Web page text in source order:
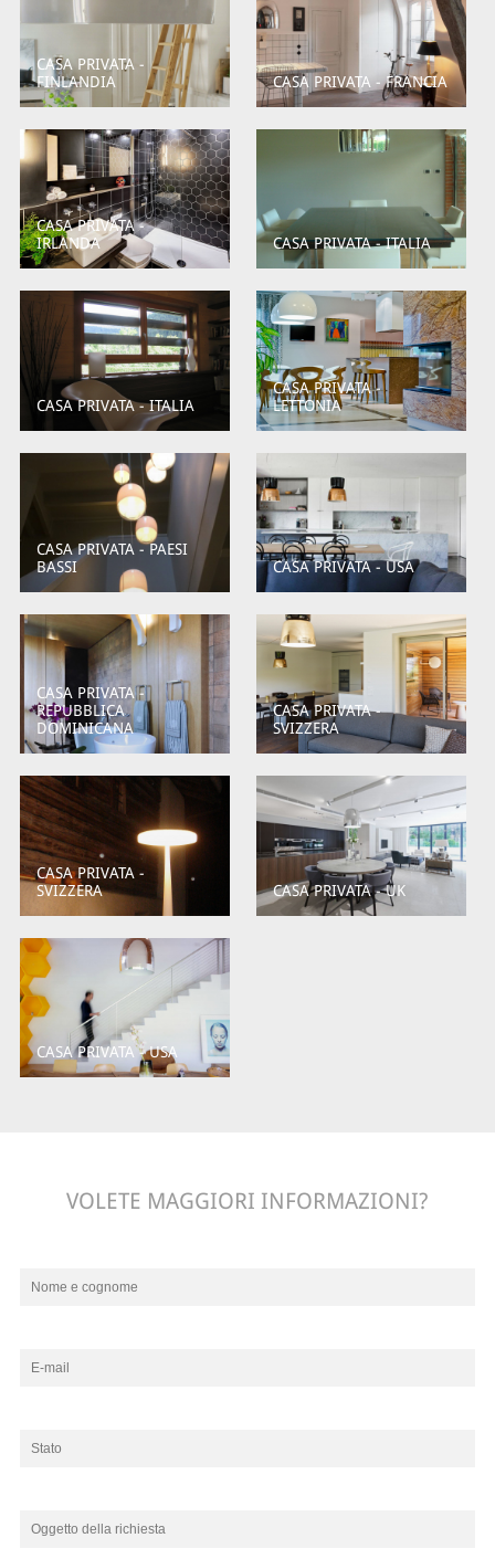
CASA PRIVATA -
FINLANDIA
CASA PRIVATA - FRANCIA
CASA PRIVATA -
IRLANDA
CASA PRIVATA - ITALIA
CASA PRIVATA - ITALIA
CASA PRIVATA -
LETTONIA
CASA PRIVATA - PAESI
BASSI
CASA PRIVATA - USA
CASA PRIVATA -
REPUBBLICA
DOMINICANA
CASA PRIVATA -
SVIZZERA
CASA PRIVATA -
SVIZZERA
CASA PRIVATA - UK
CASA PRIVATA - USA
VOLETE MAGGIORI INFORMAZIONI?